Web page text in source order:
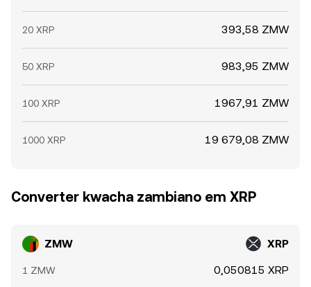
20 XRP 393,58 ZMW
50 XRP 983,95 ZMW
100 XRP 1967,91 ZMW
1000 XRP 19 679,08 ZMW
Converter kwacha zambiano em XRP
ZMW XRP
1 ZMW 0,050815 XRP